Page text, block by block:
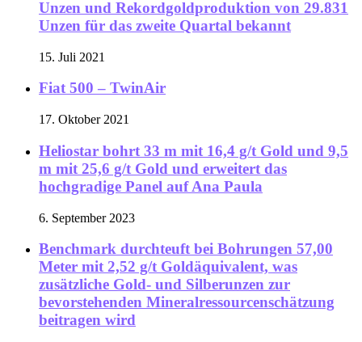
Unzen und Rekordgoldproduktion von 29.831
Unzen für das zweite Quartal bekannt
15. Juli 2021
Fiat 500 – TwinAir
17. Oktober 2021
Heliostar bohrt 33 m mit 16,4 g/t Gold und 9,5
m mit 25,6 g/t Gold und erweitert das
hochgradige Panel auf Ana Paula
6. September 2023
Benchmark durchteuft bei Bohrungen 57,00
Meter mit 2,52 g/t Goldäquivalent, was
zusätzliche Gold- und Silberunzen zur
bevorstehenden Mineralressourcenschätzung
beitragen wird